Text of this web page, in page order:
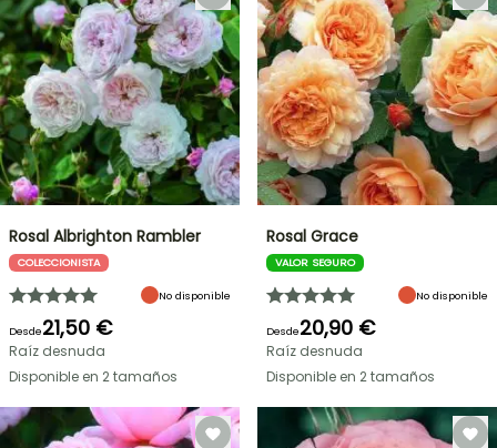
Rosal Albrighton Rambler
COLECCIONISTA
No disponible
Desde21,50 €
Raíz desnuda
Disponible en 2 tamaños
Rosal Grace
VALOR SEGURO
No disponible
Desde20,90 €
Raíz desnuda
Disponible en 2 tamaños